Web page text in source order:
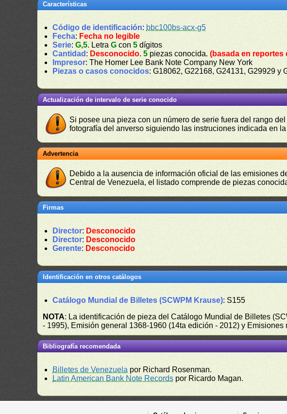
Características
Código de identificación: bbc100bs-acx-g5
Fecha: Fecha no legible
Serie:G,5. LetraG con5 dígitos
Cantidad : Desconocido.5 piezas conocida.(basada en
Impresor: The Homer Lee Bank Note Company New York
Piezas o casos conocidos: G18062, G22168, G24131, G29929 y
Actualización de intervalo de serie conocido
Si posee una pieza con un número de serie fuera del rango
fotografía del anverso siguiendo las instruciones indicada en
Advertencia
Debido a la ausencia de información oficial de las emisiones
Central de Venezuela, el listado comprende de piezas
Firmas
Director: Desconocido
Director: Desconocido
Gerente: Desconocido
Identificación en otros catálogos
Catálogo Mundial de Billetes (SCWPM Krause): S155
NOTA: La identificación de pieza del Catálogo Mundial de Billetes
- 1995), Emisión general 1368-1960 (14ta edición - 2012) y
Bibliografía recomendada
Billetes de Venezuela por Richard Rosenman.
Latin American Bank Note Records por Ricardo Magan.